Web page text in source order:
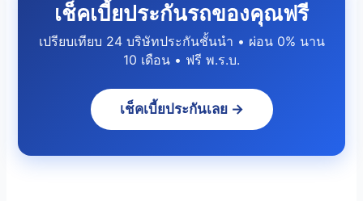
เช็คเบี้ยประกันรถของคุณฟรี
เปรียบเทียบ 24 บริษัทประกันชั้นนำ • ผ่อน 0% นาน
10 เดือน • ฟรี พ.ร.บ.
เช็คเบี้ยประกันเลย →